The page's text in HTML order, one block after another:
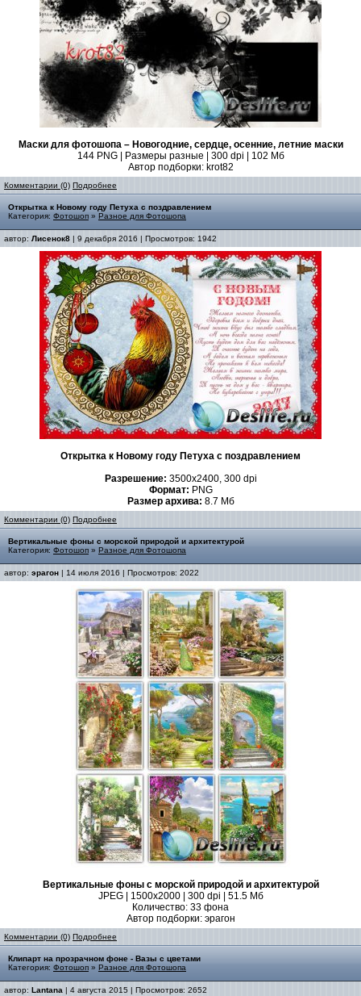
Маски для фотошопа – Новогодние, сердце, осенние, летние маски
144 PNG | Размеры разные | 300 dpi | 102 Мб
Автор подборки: krot82
Комментарии (0) Подробнее
Открытка к Новому году Петуха с поздравлением
Категория: Фотошоп » Разное для Фотошопа
автор: Лисенок8 | 9 декабря 2016 | Просмотров: 1942
Открытка к Новому году Петуха с поздравлением
Разрешение: 3500х2400, 300 dpi
Формат: PNG
Размер архива: 8.7 Мб
Комментарии (0) Подробнее
Вертикальные фоны с морской природой и архитектурой
Категория: Фотошоп » Разное для Фотошопа
автор: эрагон | 14 июля 2016 | Просмотров: 2022
Вертикальные фоны с морской природой и архитектурой
JPEG | 1500х2000 | 300 dpi | 51.5 Мб
Количество: 33 фона
Автор подборки: эрагон
Комментарии (0) Подробнее
Клипарт на прозрачном фоне - Вазы с цветами
Категория: Фотошоп » Разное для Фотошопа
автор: Lantana | 4 августа 2015 | Просмотров: 2652